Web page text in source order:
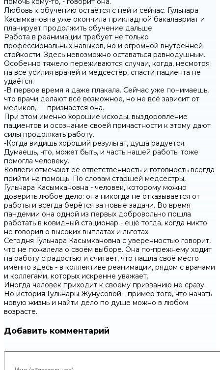
Любовь к обучению остаётся с ней и сейчас. Гульнара
Касымкановна уже окончила прикладной бакалавриат и
планирует продолжить обучение дальше.
Работа в реанимации требует не только
профессиональных навыков, но и огромной внутренней
стойкости. Здесь невозможно оставаться равнодушным.
Особенно тяжело переживаются случаи, когда, несмотря
на все усилия врачей и медсестёр, спасти пациента не
удаётся.
-В первое время я даже плакала. Сейчас уже понимаешь,
что врачи делают всё возможное, но не всё зависит от
медиков, — признаётся она.
При этом именно хорошие исходы, выздоровление
пациентов и осознание своей причастности к этому дают
силы продолжать работу.
-Когда видишь хороший результат, душа радуется.
Думаешь, что, может быть, и часть нашей работы тоже
помогла человеку.
Коллеги отмечают её ответственность и готовность всегда
прийти на помощь. По словам старшей медсестры,
Гульнара Касымкановна - человек, которому можно
доверить любое дело: она никогда не отказывается от
работы и всегда берётся за новые задачи. Во время
пандемии она одной из первых добровольно пошла
работать в ковидный стационар - ещё тогда, когда никто
не говорил о высоких выплатах и льготах.
Сегодня Гульнара Касымкановна с уверенностью говорит,
что не пожалела о своём выборе. Она по-прежнему ходит
на работу с радостью и считает, что нашла своё место
именно здесь - в коллективе реанимации, рядом с врачами
и коллегами, которых искренне уважает.
Иногда человек приходит к своему призванию не сразу.
Но история Гульнары Жунусовой - пример того, что начать
новую жизнь и найти дело по душе можно в любом
возрасте.
Добавить комментарий